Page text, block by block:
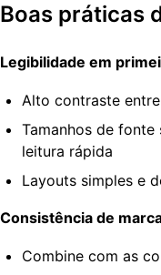
Boas práticas
Legibilidade em
Alto contraste
Tamanhos de
leitura rápida
Layouts simples e
Consistência de
Combine com as